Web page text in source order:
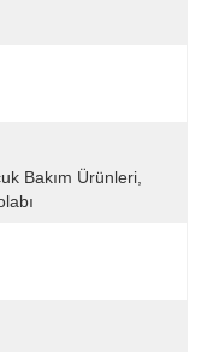
Bakım Ürünleri,